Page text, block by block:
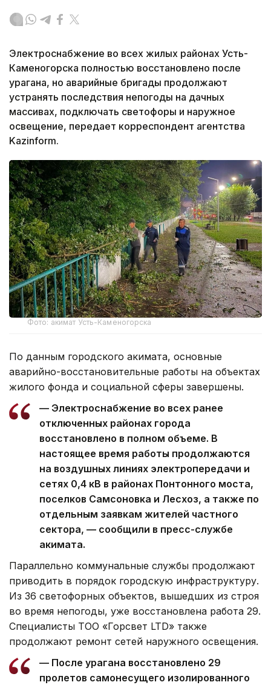
Электроснабжение во всех жилых районах Усть-
Каменогорска полностью восстановлено после
урагана, но аварийные бригады продолжают
устранять последствия непогоды на дачных
массивах, подключать светофоры и наружное
освещение, передает корреспондент агентства
Kazinform.
Фото: акимат Усть-Каменогорска
По данным городского акимата, основные
аварийно-восстановительные работы на объектах
жилого фонда и социальной сферы завершены.
— Электроснабжение во всех ранее
отключенных районах города
восстановлено в полном объеме. В
настоящее время работы продолжаются
на воздушных линиях электропередачи и
сетях 0,4 кВ в районах Понтонного моста,
поселков Самсоновка и Лесхоз, а также по
отдельным заявкам жителей частного
сектора, — сообщили в пресс-службе
акимата.
Параллельно коммунальные службы продолжают
приводить в порядок городскую инфраструктуру.
Из 36 светофорных объектов, вышедших из строя
во время непогоды, уже восстановлена работа 29.
Специалисты ТОО «Горсвет LTD» также
продолжают ремонт сетей наружного освещения.
— После урагана восстановлено 29
пролетов самонесущего изолированного